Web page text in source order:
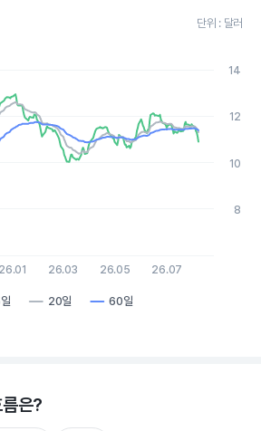
단위 : 달러
displaying Time. Data ranges from
displaying values. Data ranges from 7.4
20일 60일
26.01 26.03 26.05 26.07
8
10
12
14
은?